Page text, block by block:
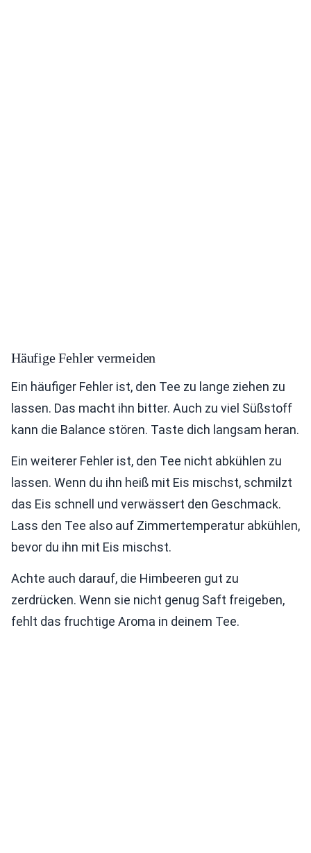
Häufige Fehler vermeiden
Ein häufiger Fehler ist, den Tee zu lange ziehen zu
lassen. Das macht ihn bitter. Auch zu viel Süßstoff
kann die Balance stören. Taste dich langsam heran.
Ein weiterer Fehler ist, den Tee nicht abkühlen zu
lassen. Wenn du ihn heiß mit Eis mischst, schmilzt
das Eis schnell und verwässert den Geschmack.
Lass den Tee also auf Zimmertemperatur abkühlen,
bevor du ihn mit Eis mischst.
Achte auch darauf, die Himbeeren gut zu
zerdrücken. Wenn sie nicht genug Saft freigeben,
fehlt das fruchtige Aroma in deinem Tee.